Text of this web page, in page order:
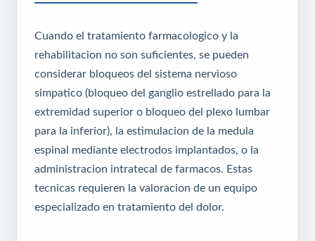
Cuando el tratamiento farmacologico y la
rehabilitacion no son suficientes, se pueden
considerar bloqueos del sistema nervioso
simpatico (bloqueo del ganglio estrellado para la
extremidad superior o bloqueo del plexo lumbar
para la inferior), la estimulacion de la medula
espinal mediante electrodos implantados, o la
administracion intratecal de farmacos. Estas
tecnicas requieren la valoracion de un equipo
especializado en tratamiento del dolor.